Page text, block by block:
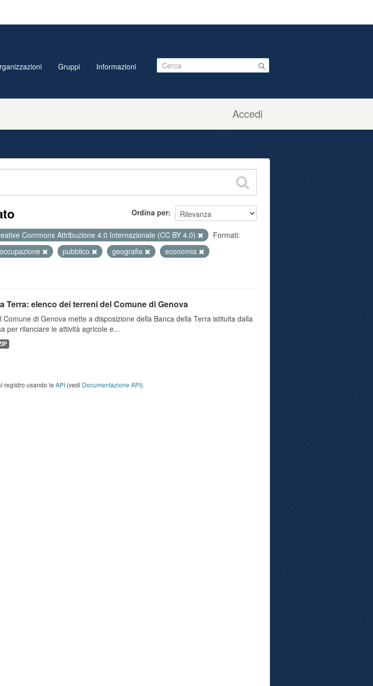
Accedi
Gruppi Informazioni
Ordina per
Commons Attribuzione 4.0 Internazionale (CC BY 4.0)
Formati:
occupazione pubblico geografia
economia
Terra: elenco dei terreni del Comune di Genova
Comune di Genova mette a disposizione della Banca della Terra istituita dalla
per rilanciare le attività agricole e...
registro usando le API (vedi Documentazione API).